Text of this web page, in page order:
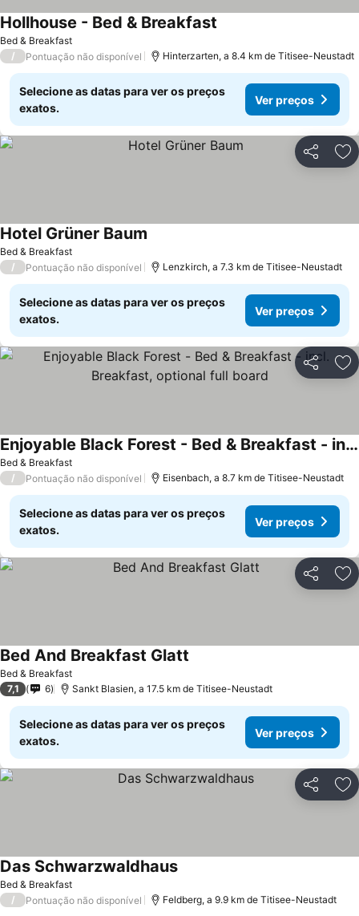
Bed & Breakfast
Hollhouse - Bed & Breakfast
/ Pontuação não disponível Hinterzarten, a 8.4 km de Titisee-Neustadt
Selecione as datas para ver os preços
exatos.
Ver preços
Partilhar
Bed & Breakfast
Hotel Grüner Baum
/ Pontuação não disponível Lenzkirch, a 7.3 km de Titisee-Neustadt
Selecione as datas para ver os preços
exatos.
Ver preços
Partilhar
Bed & Breakfast
Enjoyable Black Forest - Bed & Breakfast - incl. Breakfast, optional full board
/ Pontuação não disponível Eisenbach, a 8.7 km de Titisee-Neustadt
Selecione as datas para ver os preços
exatos.
Ver preços
Partilhar
Bed & Breakfast
Bed And Breakfast Glatt
7,1 6 Sankt Blasien, a 17.5 km de Titisee-Neustadt
Selecione as datas para ver os preços
exatos.
Ver preços
Partilhar
Bed & Breakfast
Das Schwarzwaldhaus
/ Pontuação não disponível Feldberg, a 9.9 km de Titisee-Neustadt